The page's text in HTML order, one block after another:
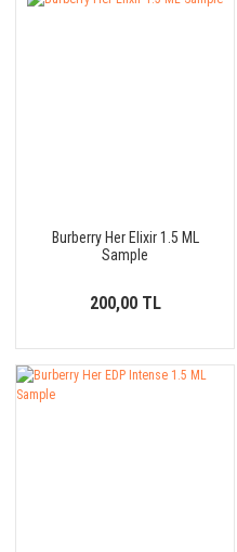
Burberry Her Elixir 1.5 ML
Sample
200,00 TL